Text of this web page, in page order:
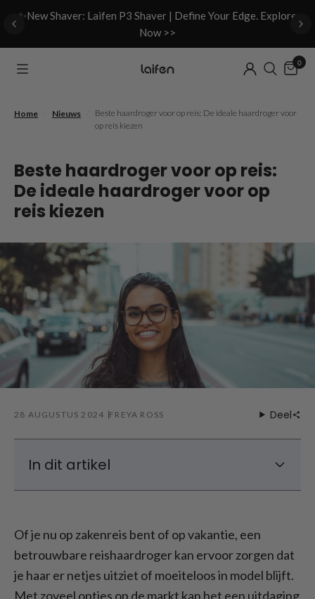
✨New Shaver: Laifen P3 Shaver | Define Your Edge. Explore
Now >>
0
Home Nieuws
Beste haardroger voor op reis: De ideale haardroger voor
op reis kiezen
Beste haardroger voor op reis:
De ideale haardroger voor op
reis kiezen
28 AUGUSTUS 2024 FREYA ROSS Deel
In dit artikel
Aanbevolen model reishaardroger
Compact en lichtgewicht: De ideale
reishaardroger
Of je nu op zakenreis bent of op vakantie, een
betrouwbare reishaardroger kan ervoor zorgen dat
je haar er netjes uitziet of moeiteloos in model blijft.
Met zoveel opties op de markt kan het een uitdaging